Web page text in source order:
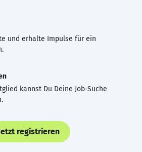
und erhalte Impulse für ein
kannst Du Deine Job-Suche
registrieren